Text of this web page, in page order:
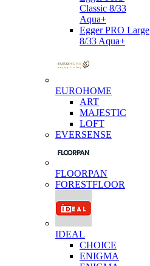
Classic 8/33
Aqua+
Egger PRO Large
8/33 Aqua+
EUROHOME
ART
MAJESTIC
LOFT
EVERSENSE
FLOORPAN
FORESTFLOOR
IDEAL
CHOICE
ENIGMA